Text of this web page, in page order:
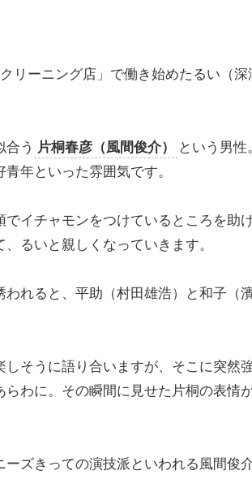
リーニング店」で働き始めたるい（
合う 片桐春彦（風間俊介）
という男
年といった雰囲気です。
イチャモンをつけているところを助
るいと親しくなっていきます。
れると、平助（村田雄浩）と和子（
そうに語り合いますが、そこに突然
わに。その瞬間に見せた片桐の表情
ズきっての演技派といわれる風間俊